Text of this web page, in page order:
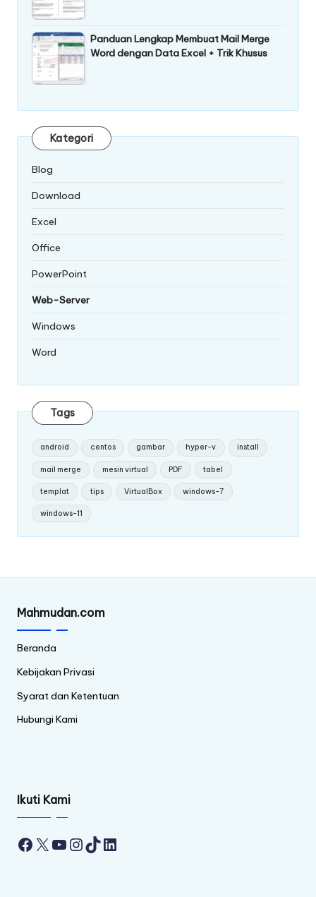
Panduan Lengkap Membuat Mail Merge
Word dengan Data Excel + Trik Khusus
Kategori
Blog
Download
Excel
Office
PowerPoint
Web-Server
Windows
Word
Tags
android centos gambar hyper-v install
mail merge mesin virtual PDF tabel
templat tips VirtualBox windows-7
windows-11
Mahmudan.com
Beranda
Kebijakan Privasi
Syarat dan Ketentuan
Hubungi Kami
Ikuti Kami
Facebook
X YouTube
Instagram
TikTok
LinkedIn